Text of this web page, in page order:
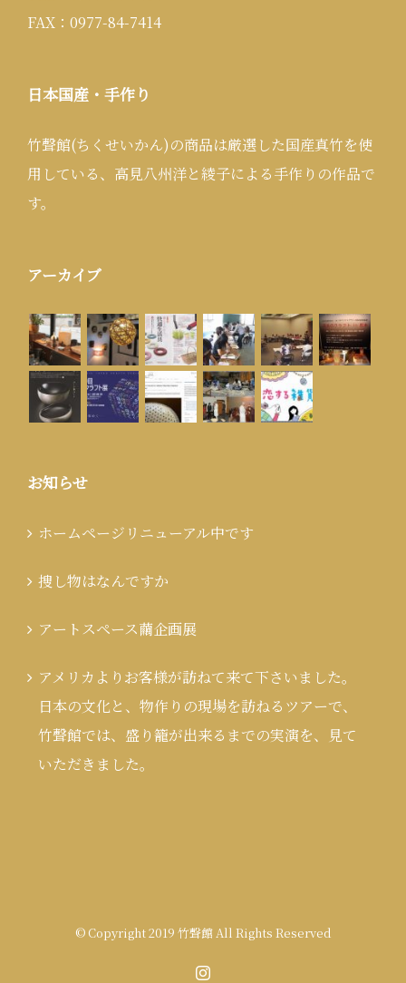
FAX：0977-84-7414
日本国産・手作り
竹聲館(ちくせいかん)の商品は厳選した国産真竹を使
用している、高見八州洋と綾子による手作りの作品で
す。
アーカイブ
お知らせ
ホームページリニューアル中です
捜し物はなんですか
アートスペース繭企画展
アメリカよりお客様が訪ねて来て下さいました。
日本の文化と、物作りの現場を訪ねるツアーで、
竹聲館では、盛り籠が出来るまでの実演を、見て
いただきました。
© Copyright 2019 竹聲館 All Rights Reserved
Instagram